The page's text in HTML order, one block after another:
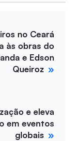
no Ceará
às obras do
e Edson
Queiroz
e eleva
em eventos
globais